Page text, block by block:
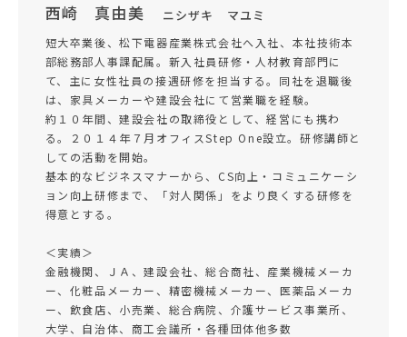
西崎 真由美 ニシザキ マユミ
短大卒業後、松下電器産業株式会社へ入社、本社技術本
部総務部人事課配属。新入社員研修・人材教育部門に
て、主に女性社員の接遇研修を担当する。同社を退職後
は、家具メーカーや建設会社にて営業職を経験。
約１０年間、建設会社の取締役として、経営にも携わ
る。２０１４年７月オフィスStep One設立。研修講師と
しての活動を開始。
基本的なビジネスマナーから、CS向上・コミュニケーシ
ョン向上研修まで、「対人関係」をより良くする研修を
得意とする。
＜実績＞
金融機関、ＪＡ、建設会社、総合商社、産業機械メーカ
ー、化粧品メーカー、精密機械メーカー、医薬品メーカ
ー、飲食店、小売業、総合病院、介護サービス事業所、
大学、自治体、商工会議所・各種団体他多数